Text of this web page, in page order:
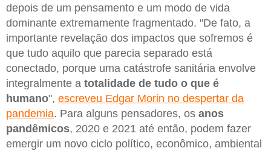
depois de um pensamento e um modo de vida
dominante extremamente fragmentado. "De fato, a
importante revelação dos impactos que sofremos é
que tudo aquilo que parecia separado está
conectado, porque uma catástrofe sanitária envolve
integralmente a totalidade de tudo o que é
humano", escreveu Edgar Morin no despertar da
pandemia. Para alguns pensadores, os anos
pandêmicos, 2020 e 2021 até então, podem fazer
emergir um novo ciclo político, econômico, ambiental